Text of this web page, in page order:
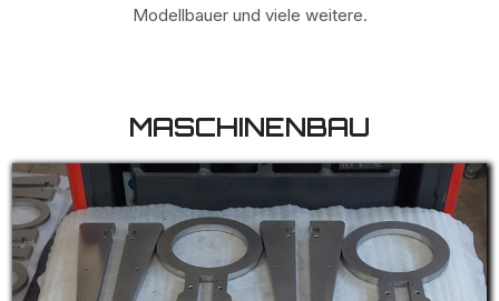
Modellbauer und viele weitere.
MASCHINENBAU